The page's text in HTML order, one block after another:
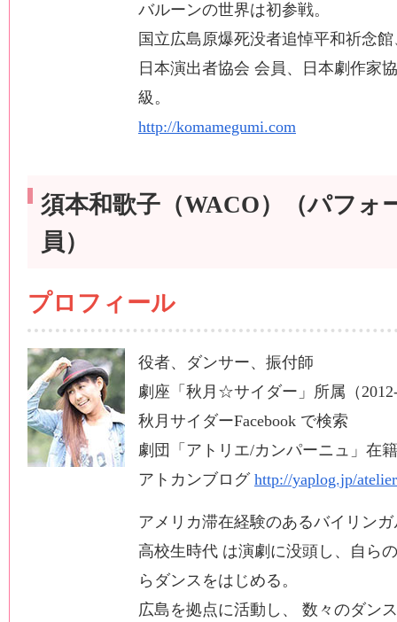
バルーンの世界は初参戦。
国立広島原爆死没者追悼平和祈念
日本演出者協会 会員、日本劇作家
級。
http://komamegumi.com
須本和歌子（WACO）（パフォ
員）
プロフィール
役者、ダンサー、振付師
劇座「秋月☆サイダー」所属（
秋月サイダーFacebook で検索
劇団「アトリエ/カンパーニュ」在
アトカンブログ http://yaplog.jp/
アメリカ滞在経験のあるバイリン
高校生時代 は演劇に没頭し、自ら
らダンスをはじめる。
広島を拠点に活動し、 数々のダン